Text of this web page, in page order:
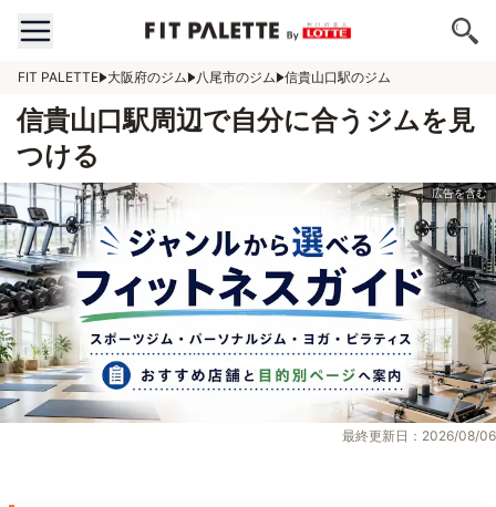
FIT PALETTE 大阪府のジム 八尾市のジム 信貴山口駅のジム
信貴山口駅周辺で自分に合うジムを見
つける
最終更新日：2026/08/06